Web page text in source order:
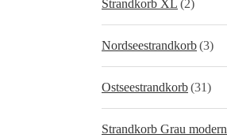
Strandkorb XL (2)
Nordseestrandkorb(3)
Ostseestrandkorb(31)
Strandkorb Grau modern